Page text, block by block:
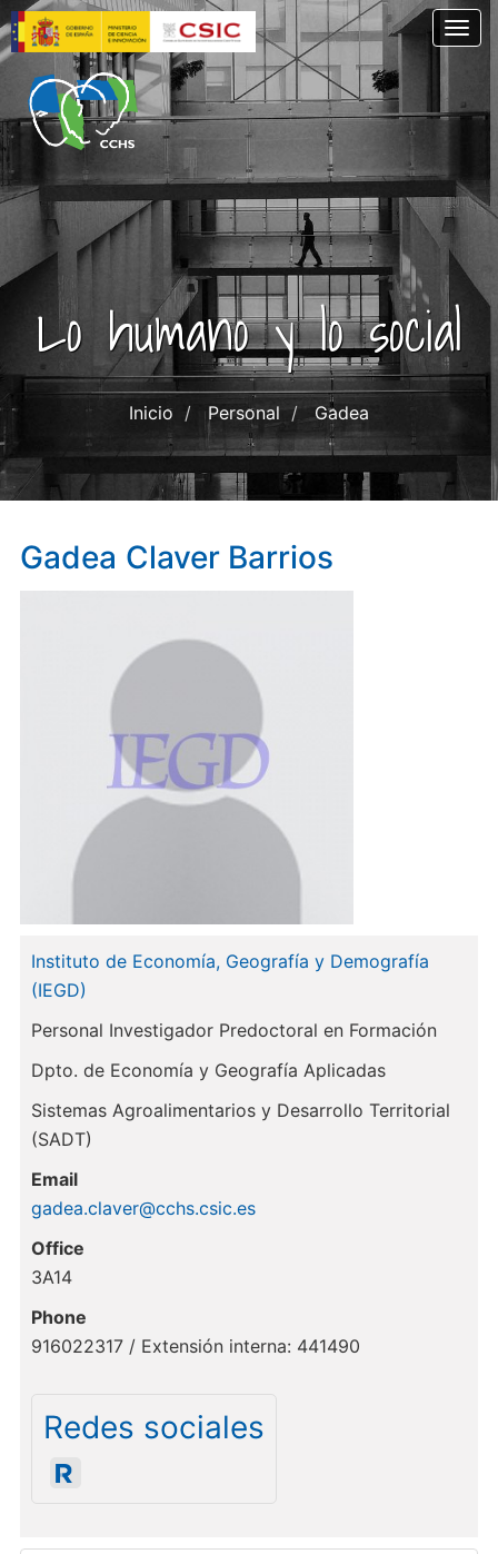
Skip
to
main
content
Lo humano y lo social
Inicio Personal Gadea
Gadea Claver Barrios
Instituto de Economía, Geografía y Demografía
(IEGD)
Personal Investigador Predoctoral en Formación
Dpto. de Economía y Geografía Aplicadas
Sistemas Agroalimentarios y Desarrollo Territorial
(SADT)
Email
gadea.claver@cchs.csic.es
Office
3A14
Phone
916022317 / Extensión interna: 441490
Redes sociales